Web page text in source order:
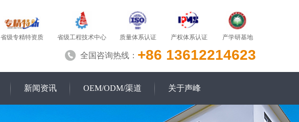
省级专精特资质 省级工程技术中心 质量体系认证 产权体系认证 产学研基地
全国咨询热线： +86 13612214623
新闻资讯 OEM/ODM/渠道 关于声峰